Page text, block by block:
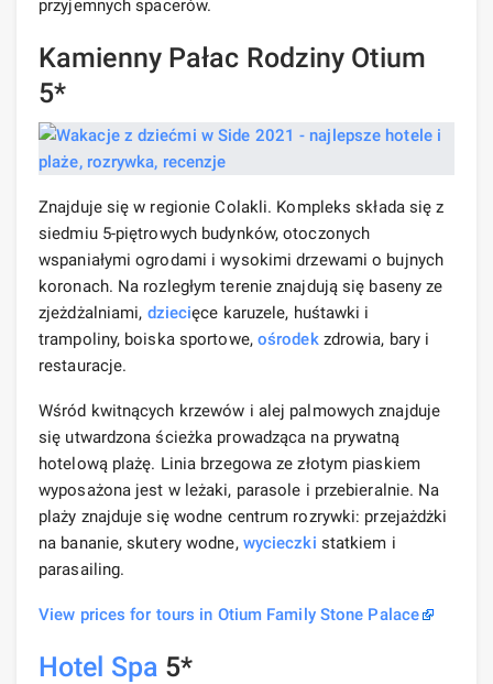
przyjemnych spacerów.
Kamienny Pałac Rodziny Otium
5*
Znajduje się w regionie Colakli. Kompleks składa się z
siedmiu 5-piętrowych budynków, otoczonych
wspaniałymi ogrodami i wysokimi drzewami o bujnych
koronach. Na rozległym terenie znajdują się baseny ze
zjeżdżalniami, dziecięce karuzele, huśtawki i
trampoliny, boiska sportowe, ośrodekzdrowia, bary i
restauracje.
Wśród kwitnących krzewów i alej palmowych znajduje
się utwardzona ścieżka prowadząca na prywatną
hotelową plażę. Linia brzegowa ze złotym piaskiem
wyposażona jest w leżaki, parasole i przebieralnie. Na
plaży znajduje się wodne centrum rozrywki: przejażdżki
na bananie, skutery wodne, wycieczki statkiem i
parasailing.
View prices for tours in Otium Family Stone Palace
Hotel Spa 5*